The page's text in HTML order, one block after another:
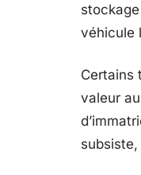
véhicule
Certains
valeur